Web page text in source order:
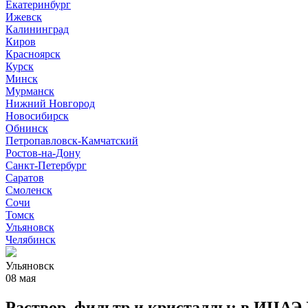
Екатеринбург
Ижевск
Калининград
Киров
Красноярск
Курск
Минск
Мурманск
Нижний Новгород
Новосибирск
Обнинск
Петропавловск-Камчатский
Ростов-на-Дону
Санкт-Петербург
Саратов
Смоленск
Сочи
Томск
Ульяновск
Челябинск
Ульяновск
08 мая